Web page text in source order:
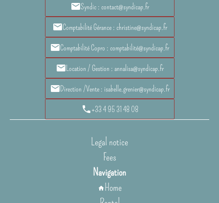
Syndic : contact@syndicap.fr
Comptabilité Gérance : christine@syndicap.fr
Comptabilité Copro : comptabilité@syndicap.fr
Location / Gestion : annalisa@syndicap.fr
Direction /Vente : isabelle.grenier@syndicap.fr
+33 4 95 31 48 08
Legal notice
Fees
Navigation
Home